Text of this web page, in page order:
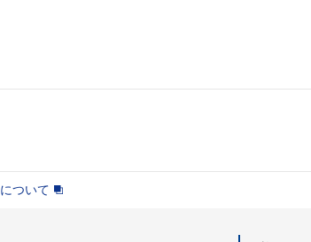
ついて